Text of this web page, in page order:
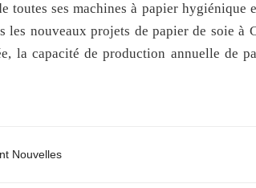
toutes ses machines à papier
les nouveaux projets de papier de soie à
la capacité de production annuelle de
Nouvelles